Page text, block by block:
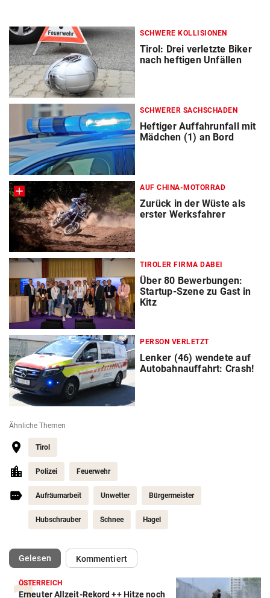
SCHWERE KOLLISIONEN
Tirol: Drei verletzte Biker
nach heftigen Unfällen
SCHWERER SACHSCHADEN
Heftiger Auffahrunfall mit
Mädchen (1) an Bord
AUF CHINA-MOTORRAD
Zurück in der Wüste als
erster Werksfahrer
TIROLER FIRMA DABEI
Über 80 Bewerbungen:
Startup-Szene zu Gast in
Kitz
PERSON VERLETZT
Lenker (46) wendete auf
Autobahnauffahrt: Crash!
Ähnliche Themen
Tirol
Polizei Feuerwehr
Aufräumarbeit Unwetter Bürgermeister
Hubschrauber Schnee Hagel
Gelesen(ausgewählt)Kommentiert
ÖSTERREICH
Erneuter Allzeit-Rekord ++ Hitze noch